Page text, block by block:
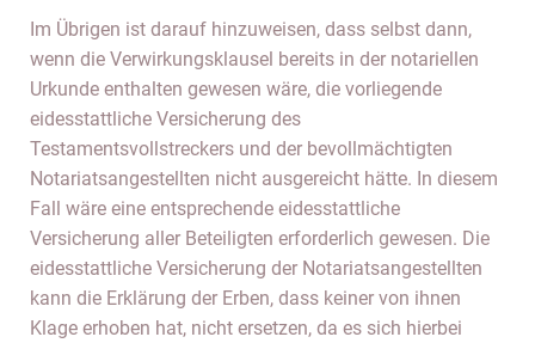
Im Übrigen ist darauf hinzuweisen, dass selbst dann,
wenn die Verwirkungsklausel bereits in der notariellen
Urkunde enthalten gewesen wäre, die vorliegende
eidesstattliche Versicherung des
Testamentsvollstreckers und der bevollmächtigten
Notariatsangestellten nicht ausgereicht hätte. In diesem
Fall wäre eine entsprechende eidesstattliche
Versicherung aller Beteiligten erforderlich gewesen. Die
eidesstattliche Versicherung der Notariatsangestellten
kann die Erklärung der Erben, dass keiner von ihnen
Klage erhoben hat, nicht ersetzen, da es sich hierbei